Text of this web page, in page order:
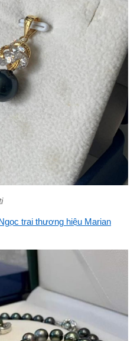
trai thương hiệu Marian